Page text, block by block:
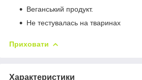
Веганський продукт.
Не тестувалась на тваринах
Приховати
Характеристики